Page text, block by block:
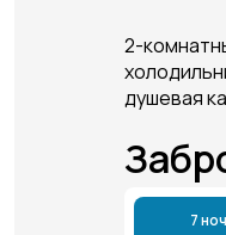
2-
душевая
7